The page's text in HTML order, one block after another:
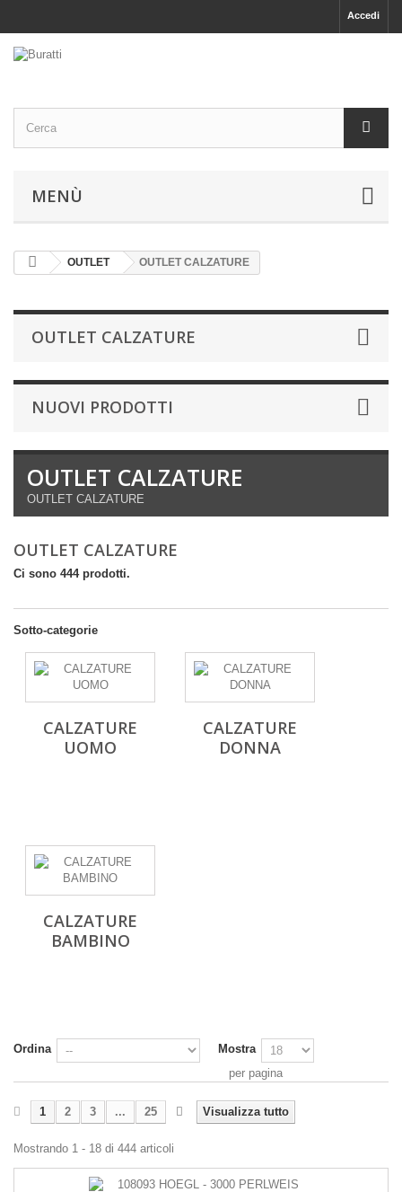
Accedi
MENÙ
OUTLET OUTLET CALZATURE
OUTLET CALZATURE
NUOVI PRODOTTI
OUTLET CALZATURE
OUTLET CALZATURE
OUTLET CALZATURE
Ci sono 444 prodotti.
Sotto-categorie
CALZATURE
UOMO
CALZATURE
DONNA
CALZATURE
BAMBINO
Ordina
Mostra
per pagina
Visualizza tutto
1 2 3 ... 25
Mostrando 1 - 18 di 444 articoli